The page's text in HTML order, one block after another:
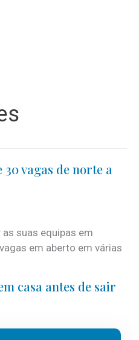
vagas de norte a
suas equipas em
em aberto em várias
casa antes de sair
as férias, os fins-de-